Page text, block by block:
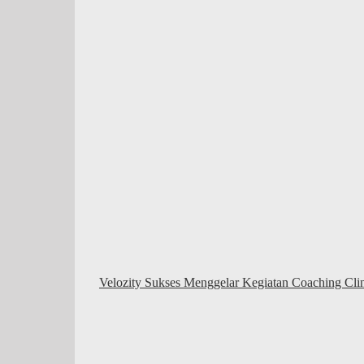
Velozity Sukses Menggelar Kegiatan Coaching